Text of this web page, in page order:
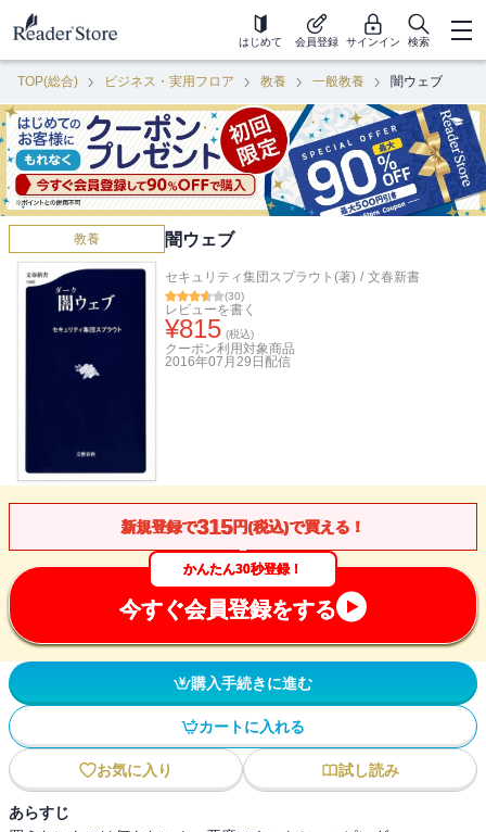
はじめて 会員登録 サインイン 検索
TOP(総合) ビジネス・実用フロア 教養 一般教養 闇ウェブ
教養 闇ウェブ
セキュリティ集団スプラウト(著) / 文春新書
(30)
レビューを書く
¥815 (税込)
クーポン利用対象商品
2016年07月29日 配信
新規登録で315円(税込)で買える！
かんたん30秒登録！
今すぐ会員登録をする
購入手続きに進む
カートに入れる
お気に入り 試し読み
あらすじ